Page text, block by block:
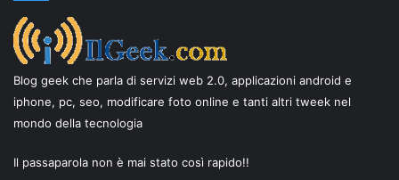
Blog geek che parla di servizi web 2.0, applicazioni android e
iphone, pc, seo, modificare foto online e tanti altri tweek nel
mondo della tecnologia
Il passaparola non è mai stato così rapido!!